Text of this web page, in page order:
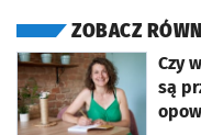
ZOBACZ
Czy
są
otworzy się w nowej karcie